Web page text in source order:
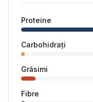
Proteine
Carbohidrați
Grăsimi
Fibre